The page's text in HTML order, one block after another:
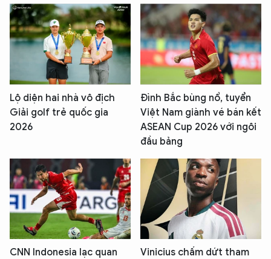
Lộ diện hai nhà vô địch
Giải golf trẻ quốc gia
2026
Đình Bắc bùng nổ, tuyển
Việt Nam giành vé bán kết
ASEAN Cup 2026 với ngôi
đầu bảng
CNN Indonesia lạc quan
Vinicius chấm dứt tham